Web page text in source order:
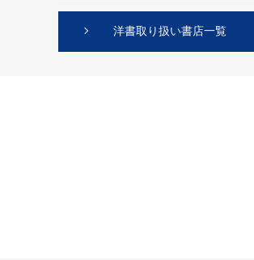
洋書取り扱い書店一覧